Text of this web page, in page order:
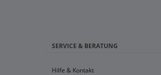
SERVICE & BERATUNG
Hilfe & Kontakt